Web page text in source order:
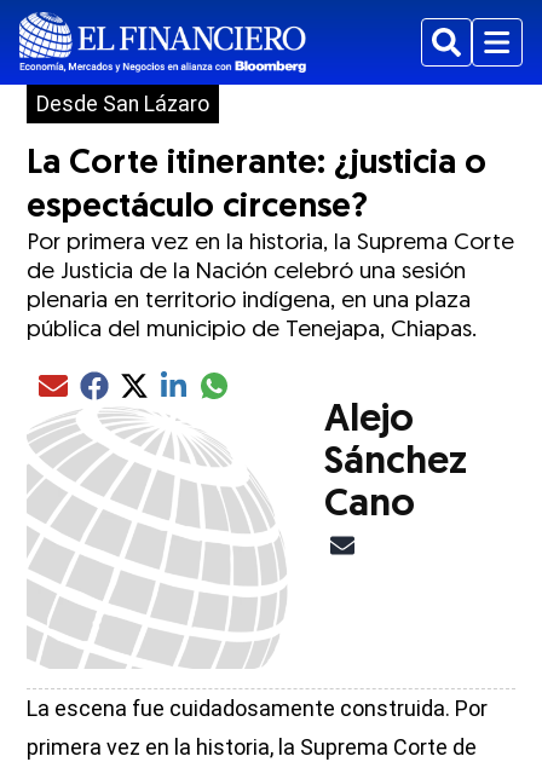
BuscarMenu
Desde San Lázaro
La Corte itinerante: ¿justicia o
espectáculo circense?
Por primera vez en la historia, la Suprema Corte
de Justicia de la Nación celebró una sesión
plenaria en territorio indígena, en una plaza
pública del municipio de Tenejapa, Chiapas.
Compartir el artículo actual mediante Email
Compartir el artículo actual mediante Facebook
Compartir el artículo actual mediante Twitter
Compartir el artículo actual mediante LinkedIn
Compartir el artículo actual mediante
Alejo
Sánchez
Cano
La escena fue cuidadosamente construida. Por
primera vez en la historia, la Suprema Corte de